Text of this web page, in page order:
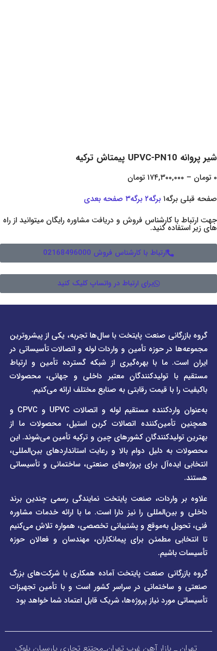
تومان
۱ برگه۲ برگه۳ صفحه بعدی
کارشناس فروش و دریافت مشاوره رایگان میتوانید از راه
کنید.
ارتباط با کارشناس فروش 02168496000
برای ارتباط در واتساپ کلیک کنید
صنعت پایتخت با سال‌ها تجربه، یکی از پیشروترین
حوزه تأمین و واردات لوله و اتصالات تأسیساتی در
ما با بهره‌گیری از شبکه گسترده تأمین و ارتباط
تولیدکنندگان معتبر داخلی و جهانی، محصولات
با قیمت رقابتی به صنایع مختلف ارائه می‌کنیم.
به‌عنوان واردکننده مستقیم لوله و اتصالات UPVC و CPVC و
اتصالات کربن استیل، محصولات ما از
کشورهای چین و ترکیه تأمین می‌شوند. این
دلیل دوام بالا و رعایت استانداردهای بین‌المللی،
برای پروژه‌های صنعتی، ساختمانی و تأسیساتی
صنعت پایتخت نمایندگی رسمی چندین برند
را نیز دارا است. ما با ارائه خدمات مشاوره
به‌موقع و پشتیبانی تخصصی، همواره تلاش می‌کنیم
مطمئن برای پیمانکاران، مهندسان و فعالان حوزه
صنعت پایتخت آماده همکاری با شرکت‌های بزرگ
در سراسر کشور است و با تأمین تجهیزات
نیاز پروژه‌ها، شریک قابل اعتماد شما خواهد بود
دسترسی
سریع
صفحه
لیست
قیمت
صفحه
برند
صفحه
برند
فاراب
پول
دسترسی
سریع
درباره
ما
قوانین
و
مقررات
وبلاگ
خبری
بازار آهن غرب تهران_مجتنع تجاری پارسیان بلوک